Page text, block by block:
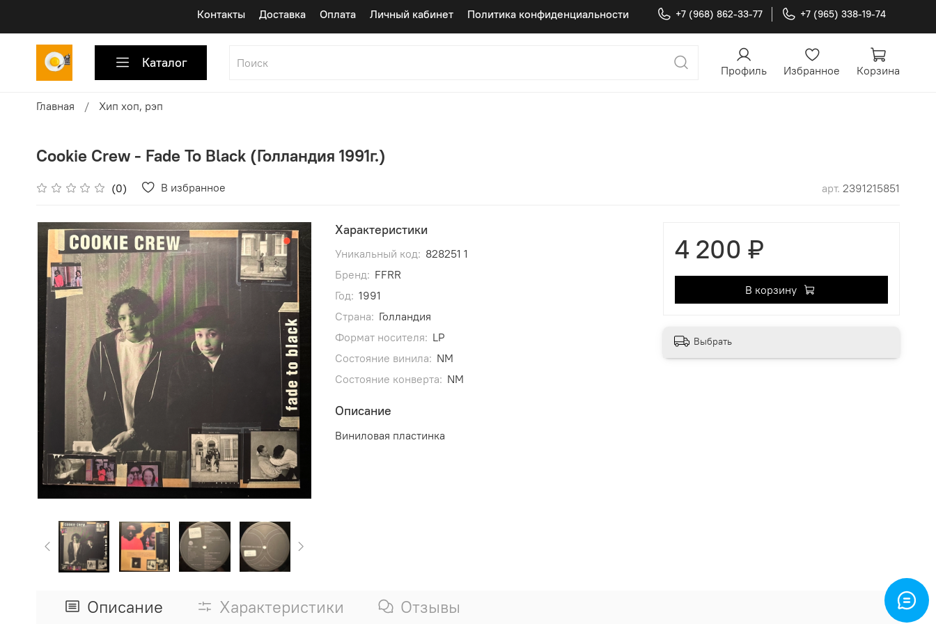
Контакты Доставка Оплата Личный кабинет Политика конфиденциальности +7 (968) 862-33-77 +7 (965) 338-19-74
Каталог Профиль Избранное Корзина
Главная Хип хоп, рэп
Cookie Crew - Fade To Black (Голландия 1991г.)
(0) В избранное арт. 2391215851
Характеристики
Уникальный код: 828251 1
Бренд: FFRR
Год: 1991
Страна: Голландия
Формат носителя: LP
Состояние винила: NM
Состояние конверта: NM
Описание
Виниловая пластинка
4 200 ₽
В корзину
Выбрать
Описание Характеристики Отзывы